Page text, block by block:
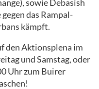
sowie Debasish
das Rampal-
kämpft.
den Aktionsplena im
und Samstag, oder
Uhr zum Buirer